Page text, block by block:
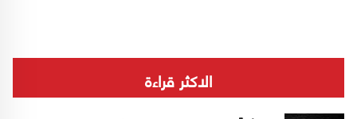
الاكثر قراءة